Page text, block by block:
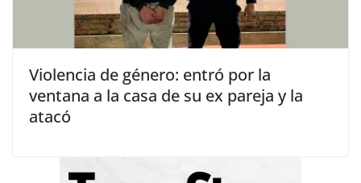
Violencia de género: entró por la
ventana a la casa de su ex pareja y la
atacó